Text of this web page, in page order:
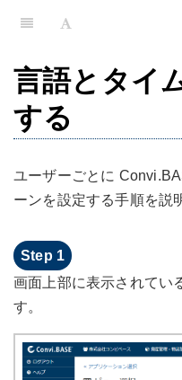
言語とタイ
する
ユーザーごとに
ーンを設定する手順を説
画面上部に表示されてい
す。